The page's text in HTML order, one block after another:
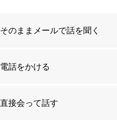
そのままメールで話を聞く
電話をかける
直接会って話す